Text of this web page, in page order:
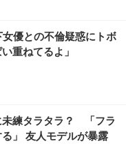
シュ ゲーミング/勉強/事
ア (ホワイト)
デスクチェア 肘なし メ
ート付き 腰サポート ガ
ャスター付き コンパク
FHD】GRAPHT THE S
24” Essential ゲーミン
1ms FHD 量子ドット 残
ーツ 超厚型 お徳用 レギ
限定】
優との不倫疑惑にトボ
重ねてるよ」
未練タラタラ？ 「フラ
」 友人モデルが暴露